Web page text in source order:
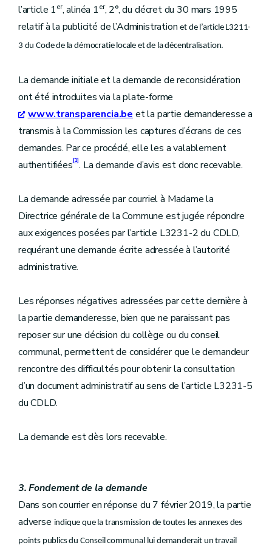
l’article 1er, alinéa 1er, 2°, du décret du 30 mars 1995
relatif à la publicité de l’Administrationet de l’article L3211-
3 du Code de la démocratie locale et de la décentralisation.
La demande initiale et la demande de reconsidération
ont été introduites via la plate-forme
www.transparencia.be et la partie demanderesse a
transmis à la Commission les captures d’écrans de ces
demandes. Par ce procédé, elle les a valablement
authentifiées[1]. La demande d’avis est donc recevable.
La demande adressée par courriel à Madame la
Directrice générale de la Commune est jugée répondre
aux exigences posées par l’article L3231-2 du CDLD,
requérant une demande écrite adressée à l’autorité
administrative.
Les réponses négatives adressées par cette dernière à
la partie demanderesse, bien que ne paraissant pas
reposer sur une décision du collège ou du conseil
communal, permettent de considérer que le demandeur
rencontre des difficultés pour obtenir la consultation
d’un document administratif au sens de l’article L3231-5
du CDLD.
La demande est dès lors recevable.
3. Fondement de la demande
Dans son courrier en réponse du 7 février 2019, la partie
adverse indique que la transmission de toutes les annexes des
points publics du Conseil communal lui demanderait un travail